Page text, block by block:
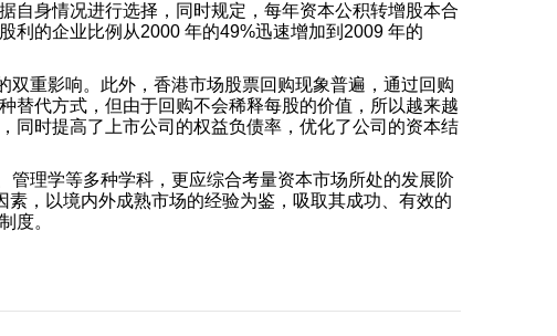
自身情况进行选择，同时规定， 每年资本公积转增股本合
利的企业比例从2000 年的49%迅速增加到2009 年的
重影响。此外，香港市场股票回购现象普遍，通过回购
替代方式，但由于回购不会稀释每股的价值，所以越来越
同时提高了上市公司的权益负债率，优化了公司的资本结
理学等多种学科，更应综合考量资本市场所处的发展阶
，以境内外成熟市场的经验为鉴，吸取其成功、有效的
度。